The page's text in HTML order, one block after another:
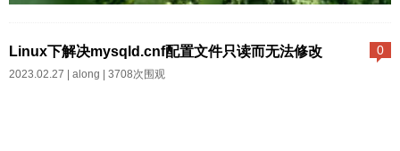
-version确认是否安装完成...
e mariadb-server...
0
Linux下解决mysqld.cnf配置文件只读而无法修改
2023.02.27 | along | 3708次围观